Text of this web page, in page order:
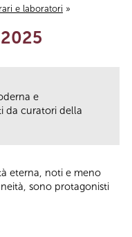
e laboratori »
e
da curatori della
eterna, noti e meno
sono protagonisti